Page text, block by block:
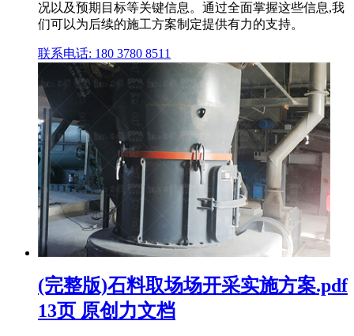
况以及预期目标等关键信息。通过全面掌握这些信息,我
们可以为后续的施工方案制定提供有力的支持。
联系电话: 180 3780 8511
(完整版)石料取场场开采实施方案.pdf
13页 原创力文档